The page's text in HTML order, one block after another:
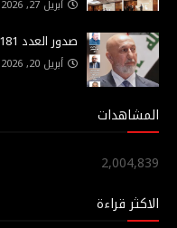
أبريل 27, 2026
صدور العدد 181 لصحيفة الحدث الاسبوعي من لندن
أبريل 20, 2026
المشاهدات
2,004,839
الاكثر قراءة